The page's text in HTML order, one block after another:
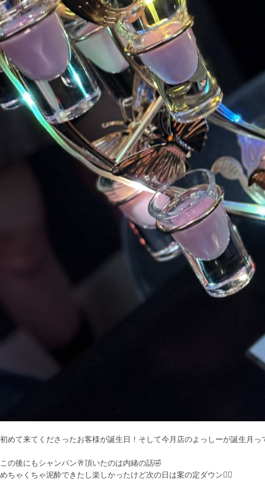
初めて来てくださったお客様が誕生日！そして今月店のよっしーが誕生月
この後にもシャンパン🥂頂いたのは内緒の話🤣
めちゃくちゃ泥酔できたし楽しかったけど次の日は案の定ダウン😵‍💫